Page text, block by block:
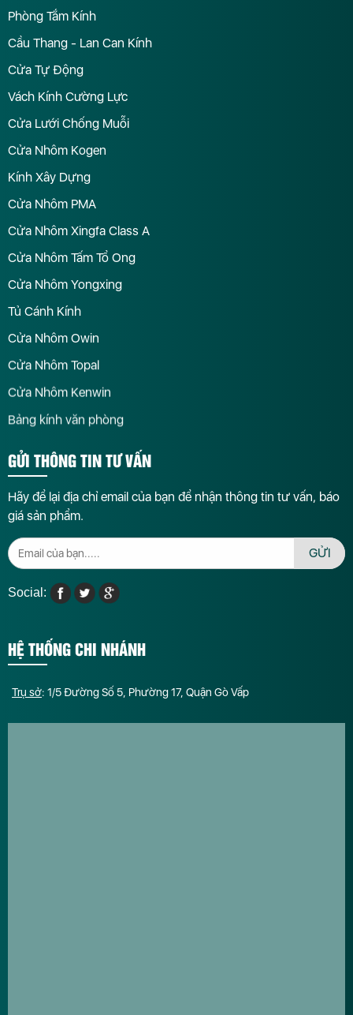
Phòng Tắm Kính
Cầu Thang - Lan Can Kính
Cửa Tự Động
Vách Kính Cường Lực
Cửa Lưới Chống Muỗi
Cửa Nhôm Kogen
Kính Xây Dựng
Cửa Nhôm PMA
Cửa Nhôm Xingfa Class A
Cửa Nhôm Tấm Tổ Ong
Cửa Nhôm Yongxing
Tủ Cánh Kính
Cửa Nhôm Owin
Cửa Nhôm Topal
Cửa Nhôm Kenwin
Bảng kính văn phòng
GỬI THÔNG TIN TƯ VẤN
Hãy để lại địa chỉ email của bạn để nhận thông tin tư vấn, báo
giá sản phẩm.
GỬI
Social:
HỆ THỐNG CHI NHÁNH
Trụ sở: 1/5 Đường Số 5, Phường 17, Quận Gò Vấp